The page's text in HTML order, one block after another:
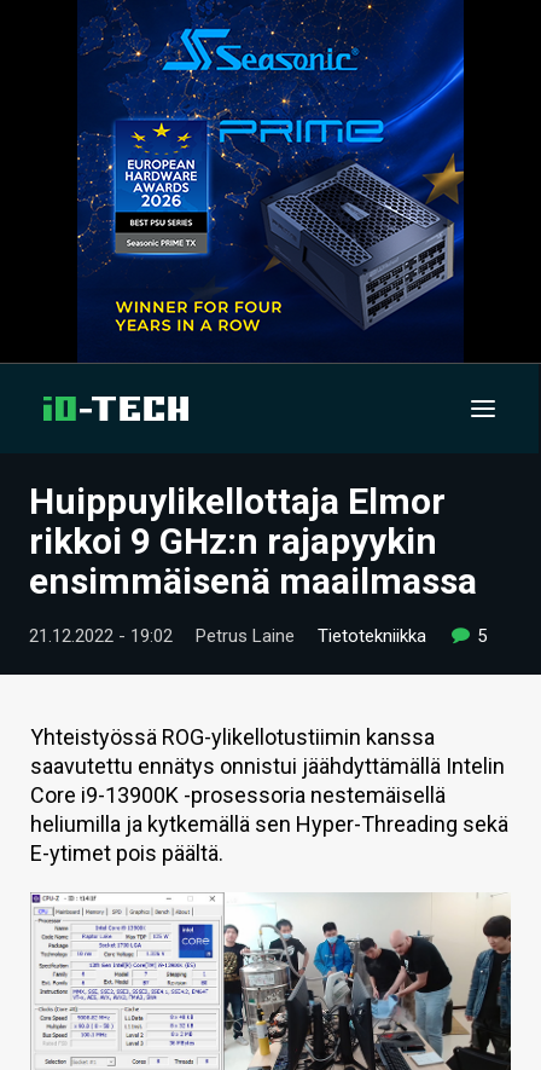
UUTISET
ARTIKKELIT
VIDEOT
TECHBBS
TIETOA
HINTA.FI
KAUPPA
HAKU
Huippuylikellottaja Elmor
rikkoi 9 GHz:n rajapyykin
ensimmäisenä maailmassa
21.12.2022 - 19:02 Petrus Laine Tietotekniikka 5
Yhteistyössä ROG-ylikellotustiimin kanssa
saavutettu ennätys onnistui jäähdyttämällä Intelin
Core i9-13900K -prosessoria nestemäisellä
heliumilla ja kytkemällä sen Hyper-Threading sekä
E-ytimet pois päältä.